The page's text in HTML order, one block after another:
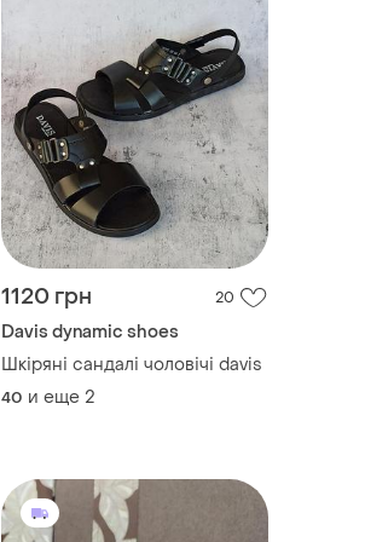
1120 грн 20
Davis dynamic shoes
Шкіряні сандалі чоловічі davis
40 и еще 2